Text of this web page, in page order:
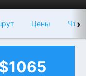
Цены Что
›
$1065